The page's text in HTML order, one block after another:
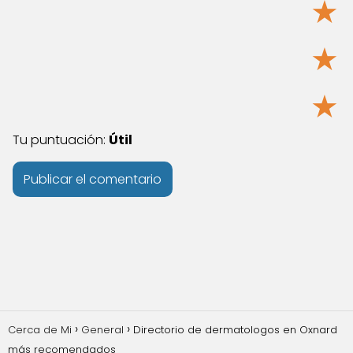
★
★
★
Tu puntuación: Útil
Cerca de Mi General
Directorio de dermatologos en Oxnard
más recomendados